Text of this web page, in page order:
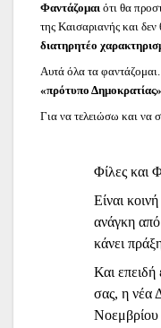
Φαντάζομαι ότι θα
της Καισαριανής και δεν
διατηρητέο
Αυτά όλα τα φαντάζομαι.
«πρότυπο
Για να τελειώσω και να
Φίλες και
Είναι
ανάγκη
κάνει
Και επειδή
σας, η νέα
Νοεμβρίου